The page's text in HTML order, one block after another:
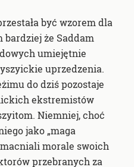
być wzorem dla
że Saddam
umiejętnie
uprzedzenia.
do dziś pozostaje
ekstremistów
Niemniej, choć
jako „maga
morale swoich
przebranych za